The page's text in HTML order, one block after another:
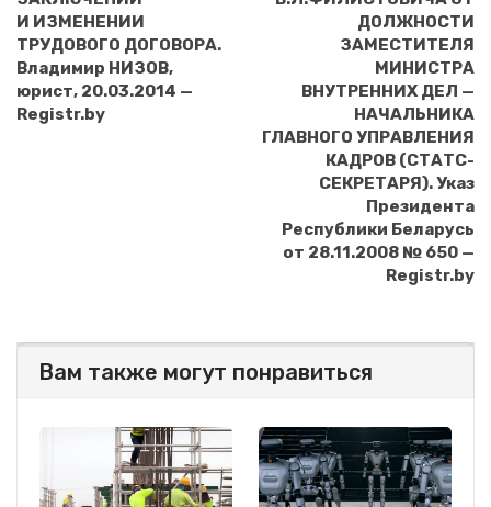
И ИЗМЕНЕНИИ
ТРУДОВОГО ДОГОВОРА.
Владимир НИЗОВ,
юрист, 20.03.2014 —
Registr.by
ДОЛЖНОСТИ
ЗАМЕСТИТЕЛЯ
МИНИСТРА
ВНУТРЕННИХ ДЕЛ —
НАЧАЛЬНИКА
ГЛАВНОГО УПРАВЛЕНИЯ
КАДРОВ (СТАТС-
СЕКРЕТАРЯ). Указ
Президента
Республики Беларусь
от 28.11.2008 № 650 —
Registr.by
Вам также могут понравиться